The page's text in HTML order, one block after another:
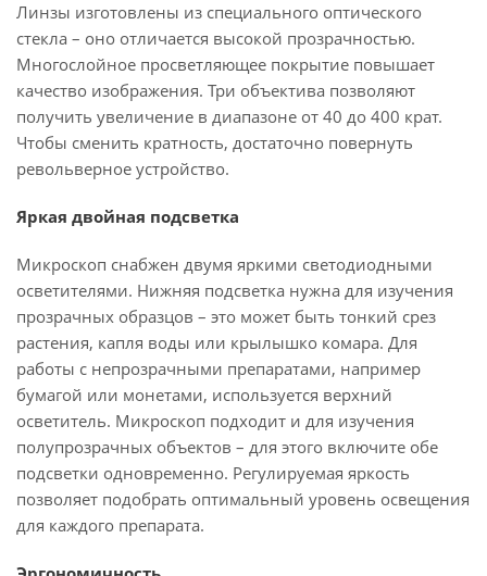
Линзы изготовлены из специального оптического
стекла – оно отличается высокой прозрачностью.
Многослойное просветляющее покрытие повышает
качество изображения. Три объектива позволяют
получить увеличение в диапазоне от 40 до 400 крат.
Чтобы сменить кратность, достаточно повернуть
револьверное устройство.
Яркая двойная подсветка
Микроскоп снабжен двумя яркими светодиодными
осветителями. Нижняя подсветка нужна для изучения
прозрачных образцов – это может быть тонкий срез
растения, капля воды или крылышко комара. Для
работы с непрозрачными препаратами, например
бумагой или монетами, используется верхний
осветитель. Микроскоп подходит и для изучения
полупрозрачных объектов – для этого включите обе
подсветки одновременно. Регулируемая яркость
позволяет подобрать оптимальный уровень освещения
для каждого препарата.